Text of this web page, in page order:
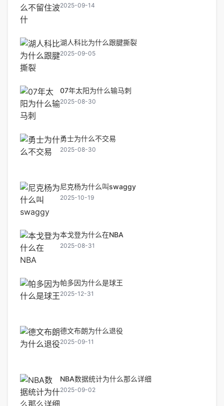
2025-09-14
湖人科比为什么跟腱撕裂
2025-09-05
07年太阳为什么输马刺
2025-08-30
勇士为什么不交易
2025-08-30
尼克杨为什么叫swaggy
2025-10-19
本戈登为什么在NBA
2025-08-31
帕多因为什么是球王
2025-12-31
德文布朗为什么退役
2025-09-11
NBA数据统计为什么那么详细
2025-09-02